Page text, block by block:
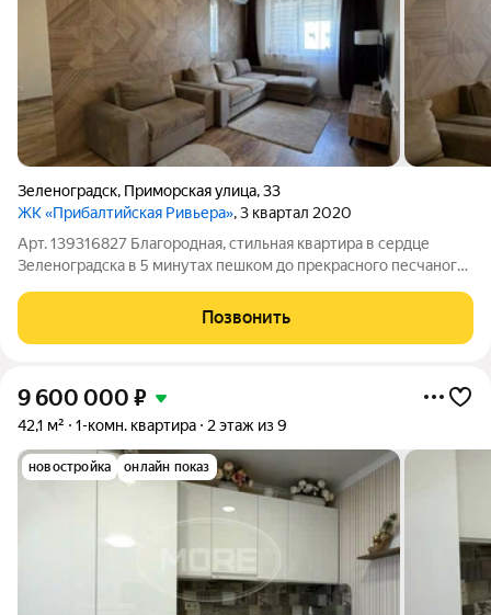
Зеленоградск, Приморская улица,33
ЖК «Прибалтийская Ривьера», 3 квартал 2020
Арт. 139316827 Благородная, стильная квартира в сердце
Зеленоградска в 5 минутах пешком до прекрасного песчаного
и разумной инвестиции. Евроремонт, продуманная планировка
и готовность к
Позвонить
9 600 000 ₽
42,1 м² 1-комн. квартира 2 этаж из 9
новостройка онлайн показ